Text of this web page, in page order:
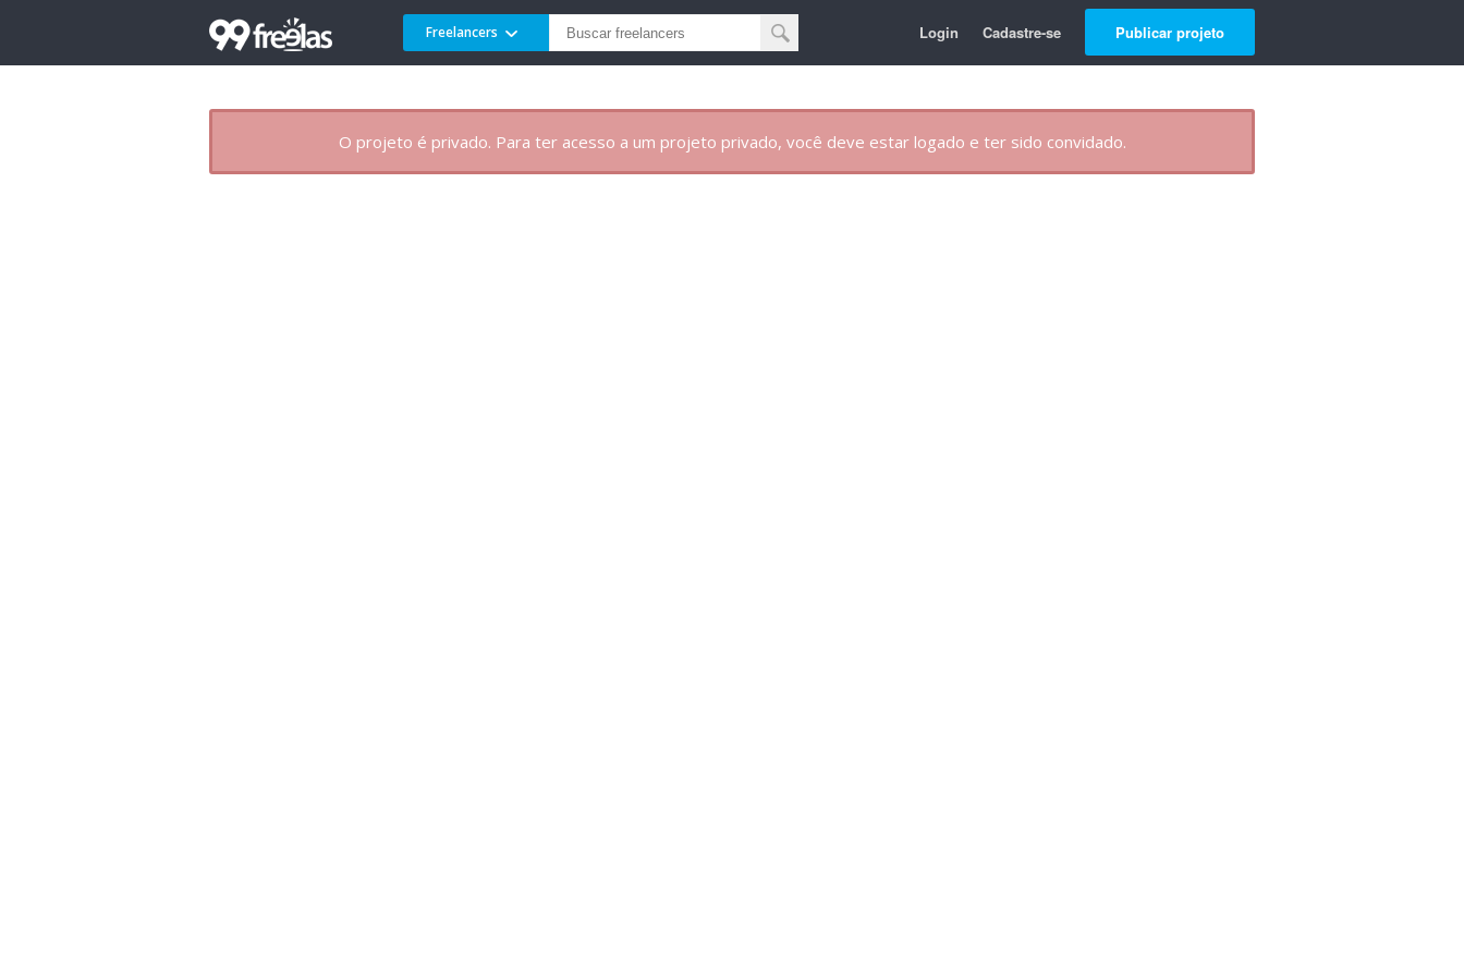
Freelancers Login Cadastre-se Publicar projeto
O projeto é privado. Para ter acesso a um projeto privado, você deve estar logado e ter sido convidado.